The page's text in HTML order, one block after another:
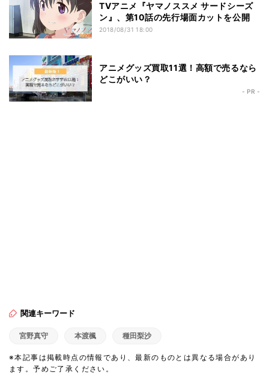
TVアニメ『ヤマノススメ サードシーズ
ン』、第10話の先行場面カットを公開
2018/08/31 18:00
アニメグッズ買取11選！高額で売るなら
どこがいい？
- PR -
関連キーワード
宮野真守 本渡楓 種田梨沙
※本記事は掲載時点の情報であり、最新のものとは異なる場合があり
ます。予めご了承ください。